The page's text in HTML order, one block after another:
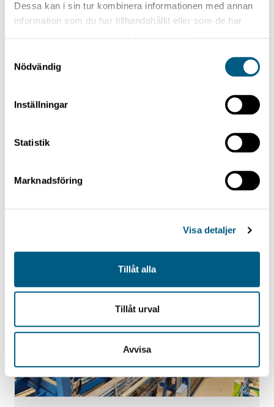
Dessa kan i sin tur kombinera informationen med annan
information som du har tillhandahållit eller som de har
Nödvändig
Inställningar
Statistik
Marknadsföring
Visa detaljer
Tillåt alla
Tillåt urval
Avvisa
SORTING CONVEYOR HOOKS